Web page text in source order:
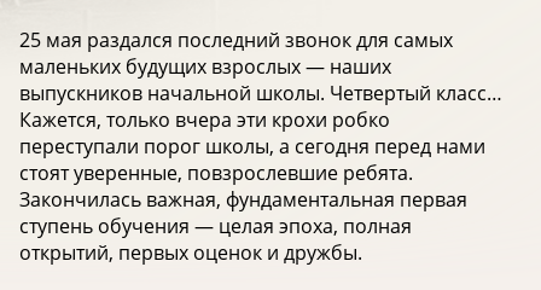
25 мая раздался последний звонок для самых
маленьких будущих взрослых — наших
выпускников начальной школы. Четвертый класс…
Кажется, только вчера эти крохи робко
переступали порог школы, а сегодня перед нами
стоят уверенные, повзрослевшие ребята.
Закончилась важная, фундаментальная первая
ступень обучения — целая эпоха, полная
открытий, первых оценок и дружбы.